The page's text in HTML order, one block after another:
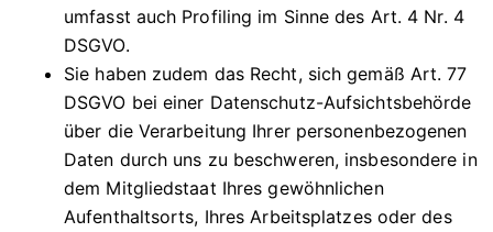
umfasst auch Profiling im Sinne des Art. 4 Nr. 4
DSGVO.
Sie haben zudem das Recht, sich gemäß Art. 77
DSGVO bei einer Datenschutz-Aufsichtsbehörde
über die Verarbeitung Ihrer personenbezogenen
Daten durch uns zu beschweren, insbesondere in
dem Mitgliedstaat Ihres gewöhnlichen
Aufenthaltsorts, Ihres Arbeitsplatzes oder des